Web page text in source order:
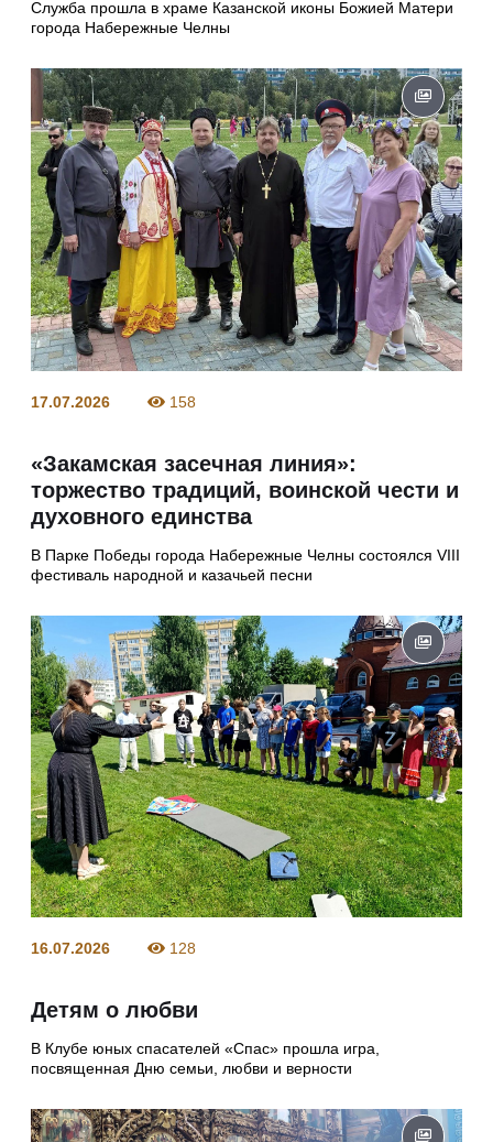
Служба прошла в храме Казанской иконы Божией Матери
города Набережные Челны
17.07.2026 158
«Закамская засечная линия»:
торжество традиций, воинской чести и
духовного единства
В Парке Победы города Набережные Челны состоялся VIII
фестиваль народной и казачьей песни
16.07.2026 128
Детям о любви
В Клубе юных спасателей «Спас» прошла игра,
посвященная Дню семьи, любви и верности